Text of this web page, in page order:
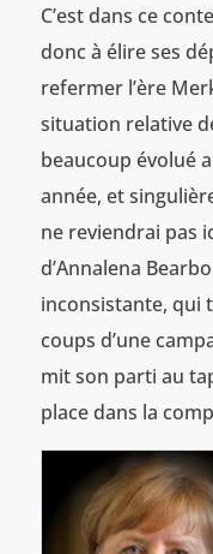
C’est dans ce
donc à élire ses
refermer l’ère
situation relative
beaucoup évolué
année, et
ne reviendrai pas
d’Annalena
inconsistante, qui
coups d’une
mit son parti au
place dans la